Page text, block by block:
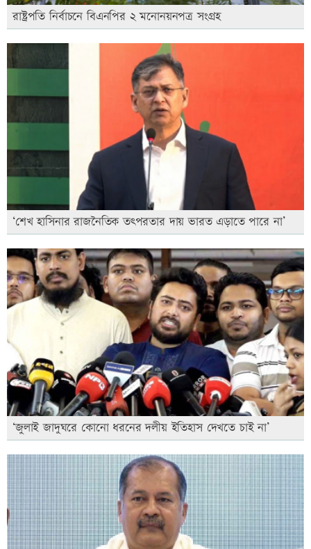
রাষ্ট্রপতি নির্বাচনে বিএনপির ২ মনোনয়নপত্র সংগ্রহ
‘শেখ হাসিনার রাজনৈতিক তৎপরতার দায় ভারত এড়াতে পারে না’
‘জুলাই জাদুঘরে কোনো ধরনের দলীয় ইতিহাস দেখতে চাই না’